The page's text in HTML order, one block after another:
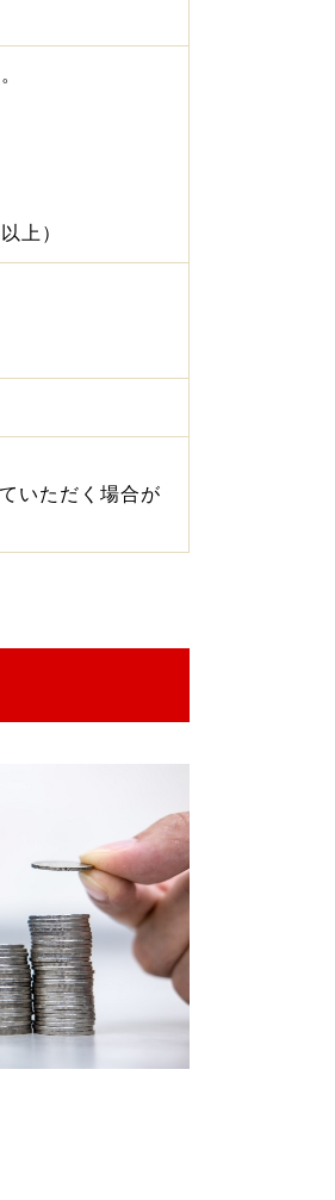
上）
いただく場合が